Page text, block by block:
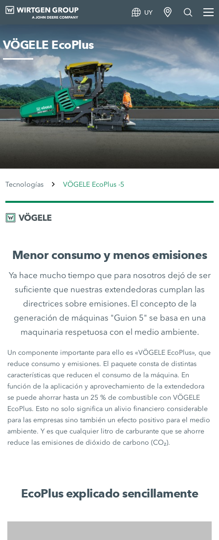
UY
VÖGELE EcoPlus
Tecnologías VÖGELE EcoPlus -5
Menor consumo y menos emisiones
Ya hace mucho tiempo que para nosotros dejó de ser
suficiente que nuestras extendedoras cumplan las
directrices sobre emisiones. El concepto de la
generación de máquinas "Guion 5" se basa en una
maquinaria respetuosa con el medio ambiente.
Un componente importante para ello es «VÖGELE EcoPlus», que
reduce consumo y emisiones. El paquete consta de distintas
características que reducen el consumo de la máquina. En
función de la aplicación y aprovechamiento de la extendedora
se puede ahorrar hasta un 25 % de combustible con VÖGELE
EcoPlus. Esto no solo significa un alivio financiero considerable
para las empresas sino también un efecto positivo para el medio
ambiente. Y es que cualquier litro de carburante que se ahorre
reduce las emisiones de dióxido de carbono (CO₂).
EcoPlus explicado sencillamente